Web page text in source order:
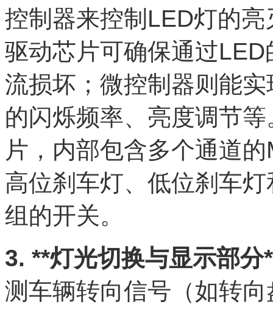
控制器来控制LED灯的
驱动芯片可确保通过
流损坏；微控制器则能
的闪烁频率、亮度调节
片，内部包含多个通道
高位刹车灯、低位刹车
组的开关。
3. **灯光切换与显示部分
测车辆转向信号（如转